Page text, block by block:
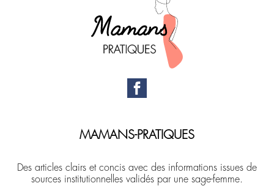
MAMANS-PRATIQUES
Des articles clairs et concis avec des informations issues de
sources institutionnelles validés par une sage-femme.